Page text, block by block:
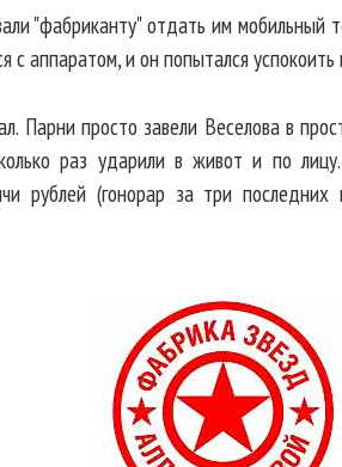
"фабриканту" отдать им
с аппаратом, и он попытался успокоить
Парни просто завели Веселова в
раз ударили в живот и по
рублей (гонорар за три